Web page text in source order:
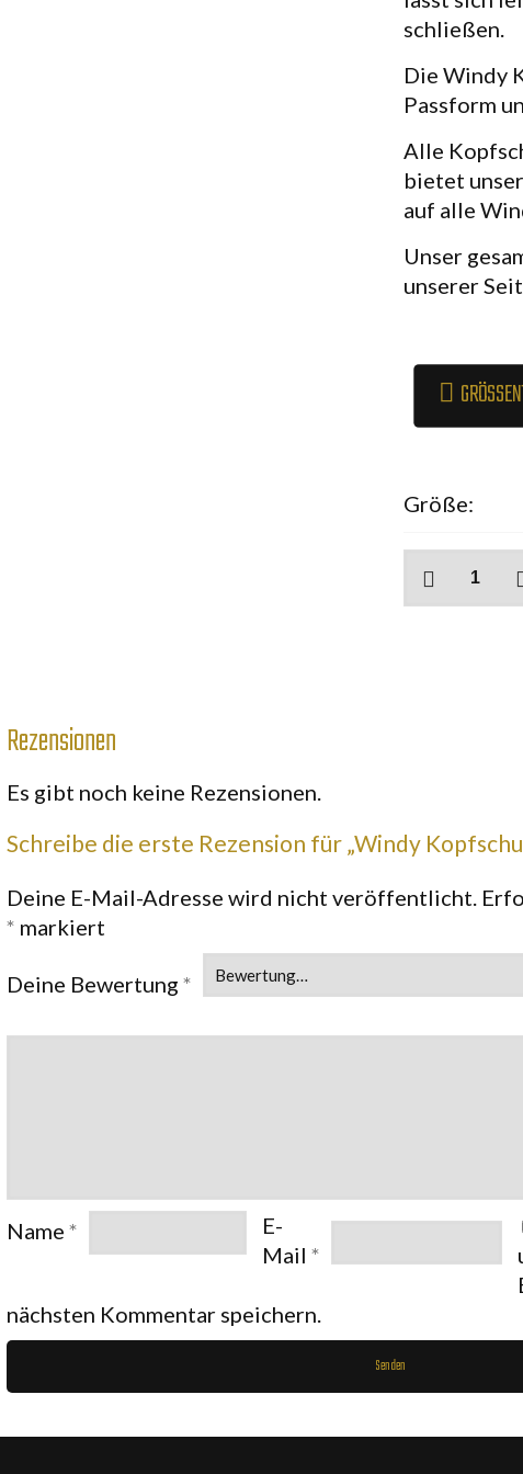
schließen.
Die Windy
Passform
Alle
bietet unser
auf alle
Unser
unserer
Größe:
Kopfschutz
Rezensionen
Es gibt noch keine Rezensionen.
Schreibe die erste Rezension für „Windy
Deine E-Mail-Adresse wird nicht veröffentlicht.
* markiert
Deine Bewertung *
Name *
E-
Mail*
nächsten Kommentar speichern.